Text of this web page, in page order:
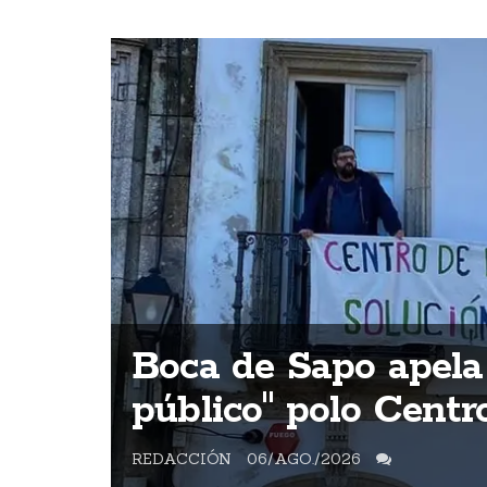
Boca de Sapo
público" polo
REDACCIÓN 06/AGO./2026